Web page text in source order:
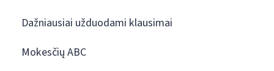
Dažniausiai užduodami klausimai
Mokesčių ABC